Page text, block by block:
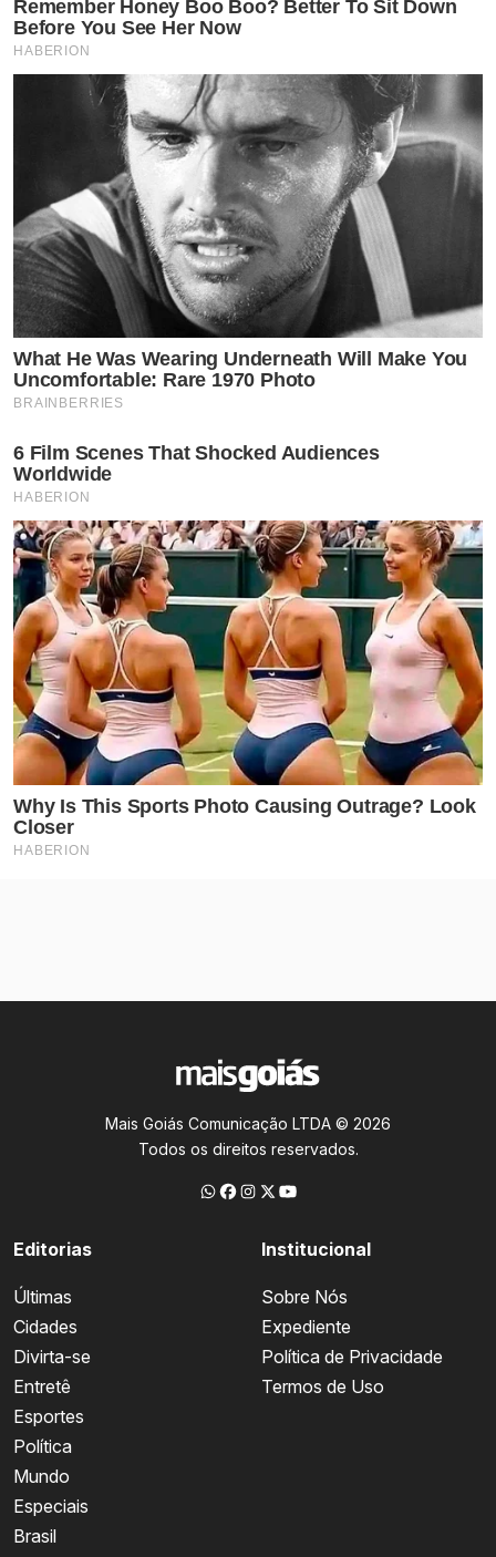
Mais Goiás Comunicação LTDA © 2026
Todos os direitos reservados.
Editorias
Últimas
Cidades
Divirta-se
Entretê
Esportes
Política
Mundo
Especiais
Brasil
Institucional
Sobre Nós
Expediente
Política de Privacidade
Termos de Uso